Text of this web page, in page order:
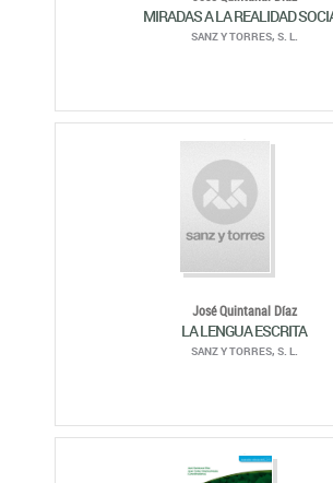
José Quintanal Díaz
LA LENGUA ESCRITA
SANZ Y TORRES, S. L.